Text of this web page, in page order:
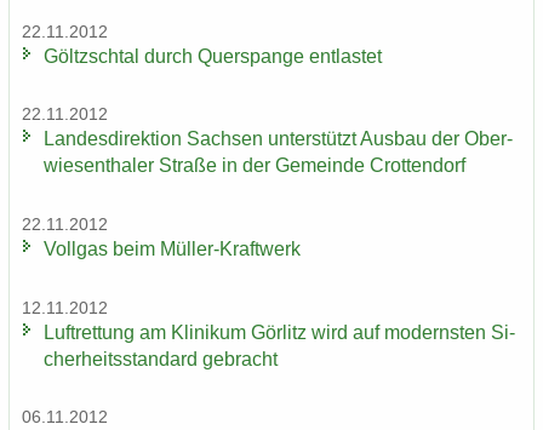
22.11.2012
Göltzsch­tal durch Quer­span­ge ent­las­tet
22.11.2012
Lan­des­di­rek­ti­on Sach­sen un­ter­stützt Aus­bau der Ober­
wie­sen­tha­ler Stra­ße in der Ge­mein­de Crot­ten­dorf
22.11.2012
Voll­gas beim Müller-​Kraftwerk
12.11.2012
Luft­ret­tung am Kli­ni­kum Gör­litz wird auf mo­derns­ten Si­
cher­heits­stan­dard ge­bracht
06.11.2012